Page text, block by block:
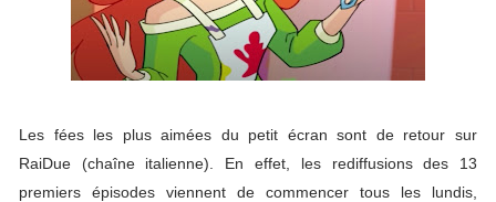
Les fées les plus aimées du petit écran sont de retour sur
RaiDue (chaîne italienne). En effet, les rediffusions des 13
premiers épisodes viennent de commencer tous les lundis,